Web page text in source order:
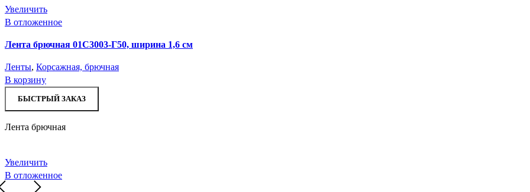
Увеличить
В отложенное
Лента брючная 01С3003-Г50, ширина 1,6 см
Ленты, Корсажная, брючная
В корзину
БЫСТРЫЙ ЗАКАЗ
Лента брючная
Увеличить
В отложенное